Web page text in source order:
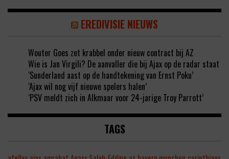
EREDIVISIE NIEUWS
Wouter Goes zet krabbel onder nieuw contract bij AZ
Wie is Jan Virgili? De aanvaller die bij Ajax op de radar staat
‘Sunderland aast op de handtekening van Ernst Poku’
‘Ajax wil nog vijf nieuwe spelers halen’
‘PSV meldt zich in Alkmaar voor 24-jarige Troy Parrott’
TAGS